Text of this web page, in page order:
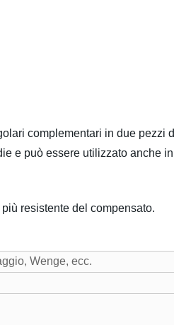
complementari in due pezzi
e può essere utilizzato anche
resistente del compensato.
Wenge, ecc.